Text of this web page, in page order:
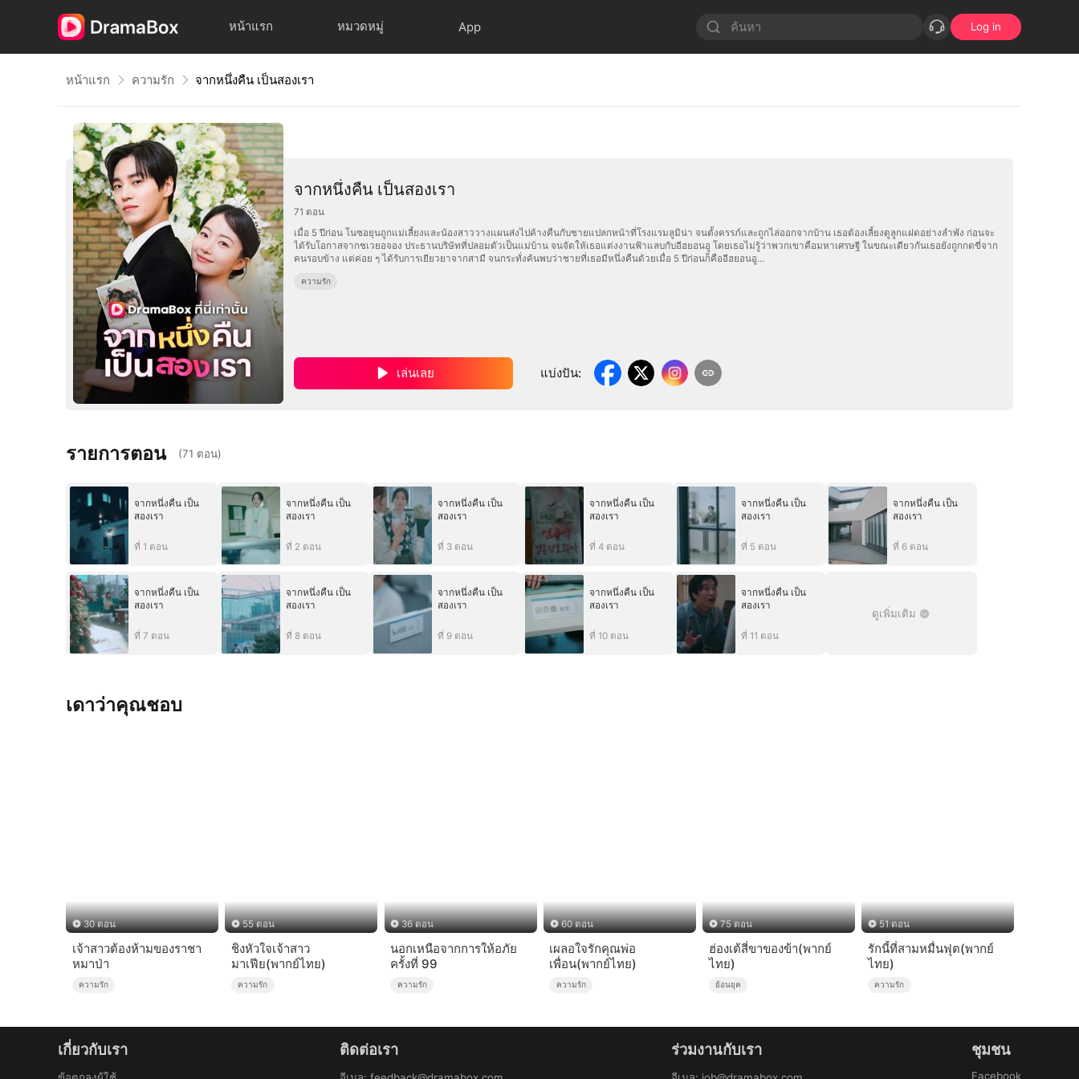
หน้าแรก หมวดหมู่ App Log in
หน้าแรก ความรัก จากหนึ่งคืน เป็นสองเรา
จากหนึ่งคืน เป็นสองเรา
71 ตอน
เมื่อ 5 ปีก่อน โนซอยุนถูกแม่เลี้ยงและน้องสาววางแผนส่งไปค้างคืนกับชายแปลกหน้าที่โรงแรมลูมิน่า จนตั้งครรภ์และถูกไล่ออกจากบ้าน เธอต้องเลี้ยงดูลูกแฝดอย่างลำพัง ก่อนจะ
ได้รับโอกาสจากชเวยอจอง ประธานบริษัทที่ปลอมตัวเป็นแม่บ้าน จนจัดให้เธอแต่งงานฟ้าแลบกับอีฮยอนอู โดยเธอไม่รู้ว่าพวกเขาคือมหาเศรษฐี ในขณะเดียวกันเธอยังถูกกดขี่จาก
คนรอบข้าง แต่ค่อย ๆ ได้รับการเยียวยาจากสามี จนกระทั่งค้นพบว่าชายที่เธอมีหนึ่งคืนด้วยเมื่อ 5 ปีก่อนก็คืออีฮยอนอู...
ความรัก
เล่นเลย แบ่งปัน:
รายการตอน (71 ตอน)
จากหนึ่งคืน เป็น
สองเรา
ที่ 1 ตอน
จากหนึ่งคืน เป็น
สองเรา
ที่ 2 ตอน
จากหนึ่งคืน เป็น
สองเรา
ที่ 3 ตอน
จากหนึ่งคืน เป็น
สองเรา
ที่ 4 ตอน
จากหนึ่งคืน เป็น
สองเรา
ที่ 5 ตอน
จากหนึ่งคืน เป็น
สองเรา
ที่ 6 ตอน
จากหนึ่งคืน เป็น
สองเรา
ที่ 7 ตอน
จากหนึ่งคืน เป็น
สองเรา
ที่ 8 ตอน
จากหนึ่งคืน เป็น
สองเรา
ที่ 9 ตอน
จากหนึ่งคืน เป็น
สองเรา
ที่ 10 ตอน
จากหนึ่งคืน เป็น
สองเรา
ที่ 11 ตอน
ดูเพิ่มเติม
เดาว่าคุณชอบ
30 ตอน
เจ้าสาวต้องห้ามของราชา
หมาป่า
ความรัก
55 ตอน
ชิงหัวใจเจ้าสาว
มาเฟีย(พากย์ไทย)
ความรัก
36 ตอน
นอกเหนือจากการให้อภัย
ครั้งที่ 99
ความรัก
60 ตอน
เผลอใจรักคุณพ่อ
เพื่อน(พากย์ไทย)
ความรัก
75 ตอน
ฮ่องเต้สี่ขาของข้า(พากย์
ไทย)
ย้อนยุค
51 ตอน
รักนี้ที่สามหมื่นฟุต(พากย์
ไทย)
ความรัก
เกี่ยวกับเรา ติดต่อเรา ร่วมงานกับเรา ชุมชน
Facebook